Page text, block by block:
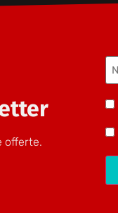
offerte.